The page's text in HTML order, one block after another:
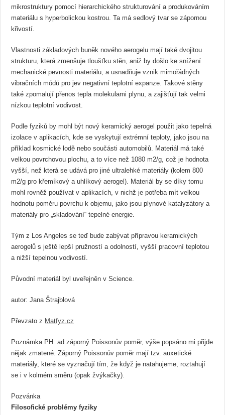
mikrostruktury pomocí hierarchického strukturování a produkováním
materiálu s hyperbolickou kostrou. Ta má sedlový tvar se zápornou
křivostí.
Vlastnosti základových buněk nového aerogelu mají také dvojitou
strukturu, která zmenšuje tloušťku stěn, aniž by došlo ke snížení
mechanické pevnosti materiálu, a usnadňuje vznik mimořádných
vibračních módů pro jev negativní teplotní expanze. Takové stěny
také zpomalují přenos tepla molekulami plynu, a zajišťují tak velmi
nízkou teplotní vodivost.
Podle fyziků by mohl být nový keramický aerogel použit jako tepelná
izolace v aplikacích, kde se vyskytují extrémní teploty, jako jsou na
příklad kosmické lodě nebo součásti automobilů. Materiál má také
velkou povrchovou plochu, a to více než 1080 m2/g, což je hodnota
vyšší, než která se udává pro jiné ultralehké materiály (kolem 800
m2/g pro křemíkový a uhlíkový aerogel). Materiál by se díky tomu
mohl rovněž používat v aplikacích, v nichž je potřeba mít velkou
hodnotu poměru povrchu k objemu, jako jsou plynové katalyzátory a
materiály pro „skladování“ tepelné energie.
Tým z Los Angeles se teď bude zabývat přípravou keramických
aerogelů s ještě lepší pružností a odolností, vyšší pracovní teplotou
a nižší tepelnou vodivostí.
Původní materiál byl uveřejněn v Science.
autor: Jana Štrajblová
Převzato z Matfyz.cz
Poznámka PH: ad záporný Poissonův poměr, výše popsáno mi přijde
nějak zmatené. Záporný Poissonův poměr mají tzv. auxetické
materiály, které se vyznačují tím, že když je natahujeme, roztahují
se i v kolmém směru (opak žvýkačky).
Pozvánka
Filosofické problémy fyziky